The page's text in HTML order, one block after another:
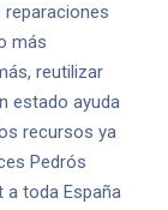
más
reutilizar
estado ayuda
recursos ya
Pedrós
a toda España